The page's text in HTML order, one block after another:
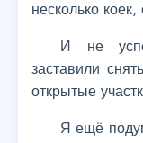
несколько
И не
заставили
открытые
Я ещё